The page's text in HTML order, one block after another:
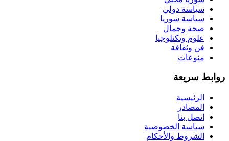
سياسة دولي
سياسة سوريا
صحة وجمال
علوم وتكنلوجيا
فن وثقافة
منوعات
روابط سريعة
الرئيسية
المصادر
اتصل بنا
سياسة الخصوصية
الشروط والأحكام